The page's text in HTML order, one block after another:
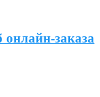
заказа